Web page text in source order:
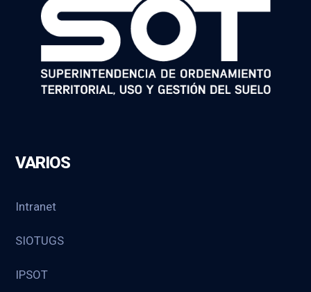
VARIOS
Intranet
SIOTUGS
IPSOT